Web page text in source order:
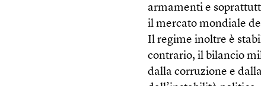
armamenti e
il mercato mondiale
Il regime inoltre è
contrario, il bilancio
dalla corruzione e